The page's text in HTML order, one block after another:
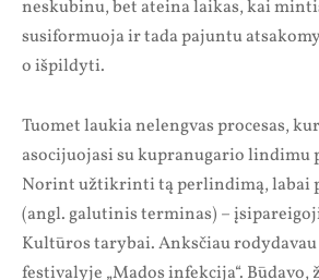
neskubinu, bet ateina laikas, kai
susiformuoja ir tada pajuntu
o išpildyti.
Tuomet laukia nelengvas procesas,
asocijuojasi su kupranugario lindimu
Norint užtikrinti tą perlindimą, labai
(angl. galutinis terminas) –
Kultūros tarybai. Anksčiau
festivalyje „Mados infekcija“. Būdavo,